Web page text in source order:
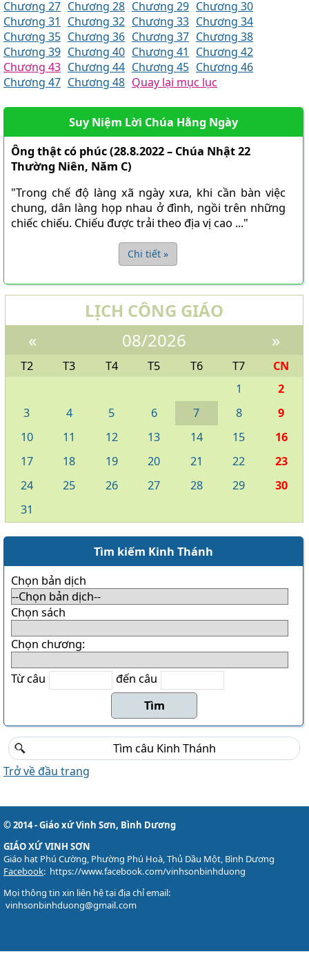
Chương 27 Chương 28 Chương 29 Chương 30
Chương 31
Chương 32 Chương 33 Chương 34
Chương 35 Chương 36 Chương 37 Chương 38
Chương 39 Chương 40 Chương 41
Chương 42
Chương 43 Chương 44 Chương 45 Chương 46
Chương 47 Chương 48 Quay lại mục lục
Suy Niệm Lời Chúa Hằng Ngày
Ông thật có phúc (28.8.2022 – Chúa Nhật 22
Thường Niên, Năm C)
"Trong chế độ làng xã ngày xưa, khi cần bàn việc
chung, dân làng họp nhau ở đình, ngồi trên những
chiếc chiếu. Chiếu được trải theo địa vị cao ..."
Chi tiết »
LỊCH CÔNG GIÁO
«
08/2026 »
T2 T3 T4 T5 T6 T7
CN
1
2
3
4 5 6 7 8
9
10
11 12 13 14 15
16
17
18 19 20 21 22
23
24
25 26 27 28 29
30
31
Tìm kiếm Kinh Thánh
Chọn bản dịch
Chọn sách
Chọn chương:
Từ câu đến câu
Trở về đầu trang
© 2014 - Giáo xứ Vinh Sơn, Bình Dương
GIÁO XỨ VINH SƠN
Giáo hạt Phú Cường, Phường Phú Hoà, Thủ Dầu Một, Bình Dương
Facebook: https://www.facebook.com/vinhsonbinhduong
Mọi thông tin xin liên hệ tại địa chỉ email:
vinhsonbinhduong@gmail.com